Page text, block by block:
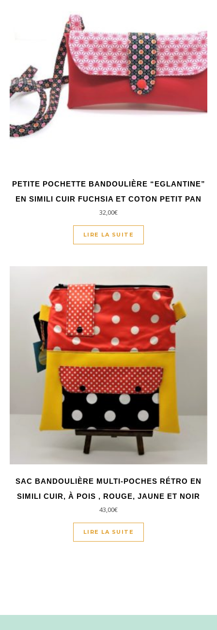
PETITE POCHETTE BANDOULIÈRE “EGLANTINE”
EN SIMILI CUIR FUCHSIA ET COTON PETIT PAN
32,00€
LIRE LA SUITE
SAC BANDOULIÈRE MULTI-POCHES RÉTRO EN
SIMILI CUIR, À POIS , ROUGE, JAUNE ET NOIR
43,00€
LIRE LA SUITE